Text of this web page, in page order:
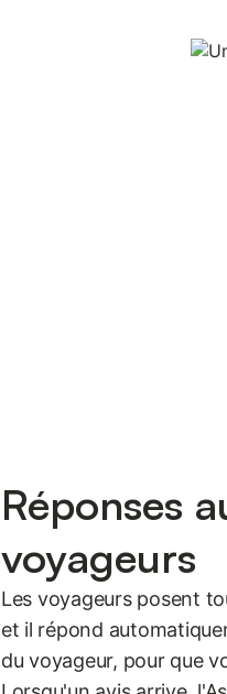
Réponses
voyageurs
Les voyageurs posent
et il répond
du voyageur, pour que